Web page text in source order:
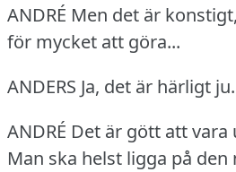
ANDRÉ Men det är
för mycket att göra...
ANDERS Ja, det är härligt
ANDRÉ Det är gött att
Man ska helst ligga på den